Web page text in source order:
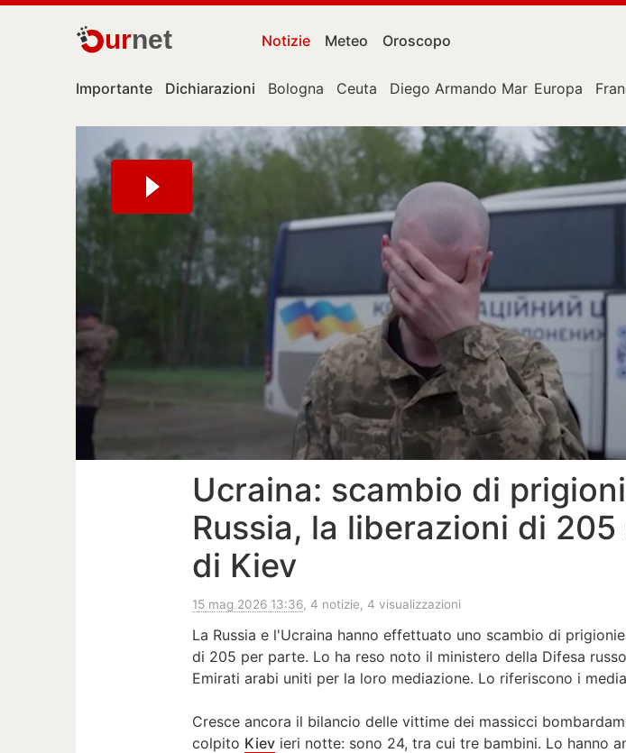
urnet Notizie Meteo Oroscopo
Importante Dichiarazioni Bologna Ceuta Diego Armando Maradona
Europa
Ucraina: scambio di
Russia, la liberazioni di
di Kiev
15 mag 2026 13:36, 4 notizie, 4 visualizzazioni
La Russia e l'Ucraina hanno effettuato uno scambio di
di 205 per parte. Lo ha reso noto il ministero della Difesa
Emirati arabi uniti per la loro mediazione. Lo riferiscono i
Cresce ancora il bilancio delle vittime dei massicci
colpito Kiev ieri notte: sono 24, tra cui tre bambini. Lo hanno